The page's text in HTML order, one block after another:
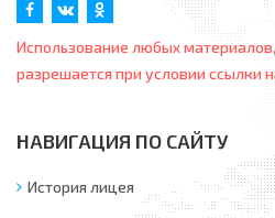
Использование любых
разрешается при условии ссылки
НАВИГАЦИЯ ПО САЙТУ
История лицея